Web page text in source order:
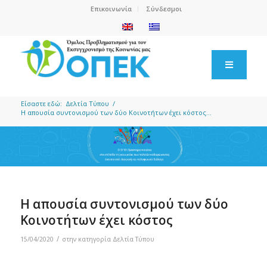
Επικοινωνία Σύνδεσμοι
Είσαστε εδώ: Δελτία Τύπου /
Η απουσία συντονισμού των δύο Κοινοτήτων έχει κόστος...
Η απουσία συντονισμού των δύο
Κοινοτήτων έχει κόστος
15/04/2020 / στην κατηγορία Δελτία Τύπου